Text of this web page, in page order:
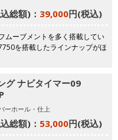
総額)： 39,000円(税込)
ムーブメントを多く搭載してい
を搭載したラインナップがほ
グ ナビタイマー09
ーホール・仕上
総額)： 53,000円(税込)